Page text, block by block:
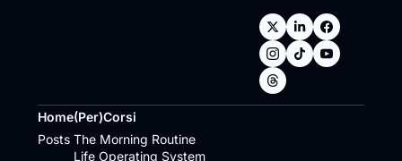
Home
Posts
(Per)Corsi
The Morning Routine
Life Operating System